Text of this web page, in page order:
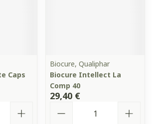
Caps
Biocure, Qualiphar
Biocure Intellect La
Comp 40
29,40 €